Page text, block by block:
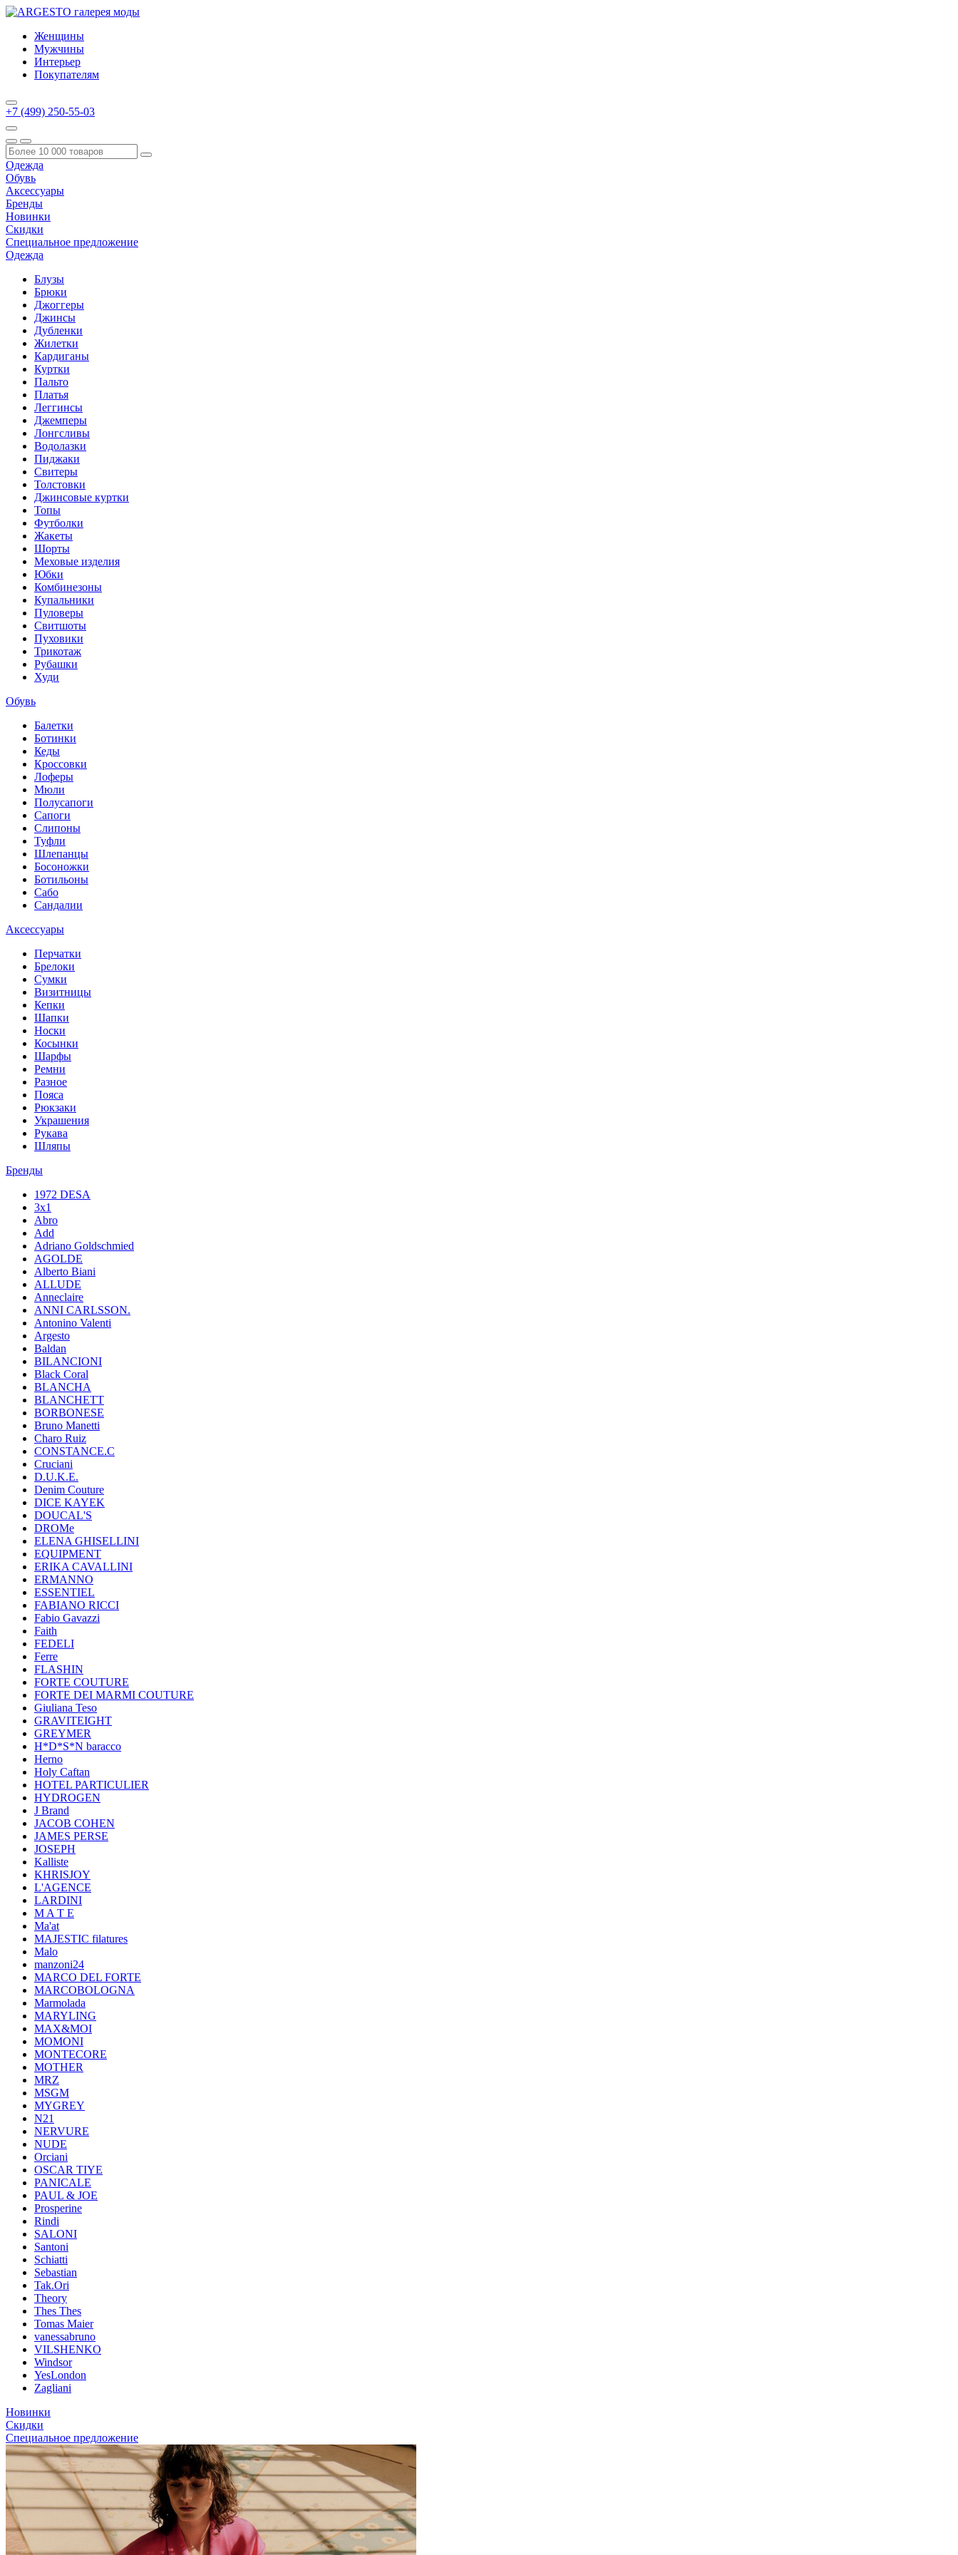
Женщины
Мужчины
Интерьер
Покупателям
+7 (499) 250-55-03
Одежда
Обувь
Аксессуары
Бренды
Новинки
Скидки
Специальное предложение
Одежда
Блузы
Брюки
Джоггеры
Джинсы
Дубленки
Жилетки
Кардиганы
Куртки
Пальто
Платья
Леггинсы
Джемперы
Лонгсливы
Водолазки
Пиджаки
Свитеры
Толстовки
Джинсовые куртки
Топы
Футболки
Жакеты
Шорты
Меховые изделия
Юбки
Комбинезоны
Купальники
Пуловеры
Свитшоты
Пуховики
Трикотаж
Рубашки
Худи
Обувь
Балетки
Ботинки
Кеды
Кроссовки
Лоферы
Мюли
Полусапоги
Сапоги
Слипоны
Туфли
Шлепанцы
Босоножки
Ботильоны
Сабо
Сандалии
Аксессуары
Перчатки
Брелоки
Сумки
Визитницы
Кепки
Шапки
Носки
Косынки
Шарфы
Ремни
Разное
Пояса
Рюкзаки
Украшения
Рукава
Шляпы
Бренды
1972 DESA
3x1
Abro
Add
Adriano Goldschmied
AGOLDE
Alberto Biani
ALLUDE
Anneclaire
ANNI CARLSSON.
Antonino Valenti
Argesto
Baldan
BILANCIONI
Black Coral
BLANCHA
BLANCHETT
BORBONESE
Bruno Manetti
Charo Ruiz
CONSTANCE.C
Cruciani
D.U.K.E.
Denim Couture
DICE KAYEK
DOUCAL'S
DROMe
ELENA GHISELLINI
EQUIPMENT
ERIKA CAVALLINI
ERMANNO
ESSENTIEL
FABIANO RICCI
Fabio Gavazzi
Faith
FEDELI
Ferre
FLASHIN
FORTE COUTURE
FORTE DEI MARMI COUTURE
Giuliana Teso
GRAVITEIGHT
GREYMER
H*D*S*N baracco
Herno
Holy Caftan
HOTEL PARTICULIER
HYDROGEN
J Brand
JACOB COHEN
JAMES PERSE
JOSEPH
Kalliste
KHRISJOY
L'AGENCE
LARDINI
M A T E
Ma'at
MAJESTIC filatures
Malo
manzoni24
MARCO DEL FORTE
MARCOBOLOGNA
Marmolada
MARYLING
MAX&MOI
MOMONI
MONTECORE
MOTHER
MRZ
MSGM
MYGREY
N21
NERVURE
NUDE
Orciani
OSCAR TIYE
PANICALE
PAUL & JOE
Prosperine
Rindi
SALONI
Santoni
Schiatti
Sebastian
Tak.Ori
Theory
Thes Thes
Tomas Maier
vanessabruno
VILSHENKO
Windsor
YesLondon
Zagliani
Новинки
Скидки
Специальное предложение